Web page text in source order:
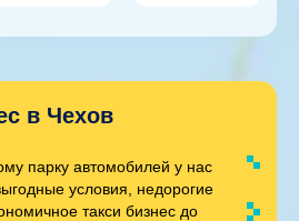
в Чехов
парку автомобилей у нас
условия, недорогие
такси бизнес до